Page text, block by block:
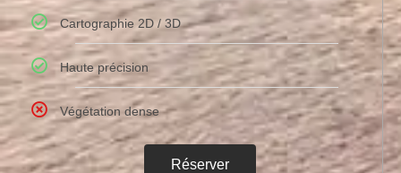
Cartographie 2D / 3D
Haute précision
Végétation dense
Réserver